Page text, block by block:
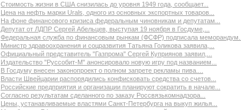
Стоимость жизни в США снизилась до уровня 1949 года, сообщает...
Цена на нефть марки Urals, одного из основных экспортных товаров...
На фоне финансового кризиса федеральным чиновникам и депутатам...
Депутат от ЛДПР Сергей Абельцев, выступая 19 ноября в Госдуме,...
Федеральная служба по финансовым рынкам (ФСФР) подписала меморандум...
Министр здравоохранения и соцразвития Татьяна Голикова заявила,...
Официальный представитель "Газпрома" Сергей Куприянов заявил,...
Издательство "Руссобит-М" анонсировало новую игру под названием...
В Госдуму внесен законопроект о полном запрете рекламы пива....
Власти Швейцарии распорядились конфисковать средства со счетов...
Российские предприятия и организации планируют сократить в начале...
Согласно результатам сделанного по заказу Россвязькомнадзора...
Цены, устанавливаемые властями Санкт-Петербурга на выкуп жилья...